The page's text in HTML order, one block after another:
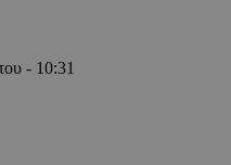
- 10:31